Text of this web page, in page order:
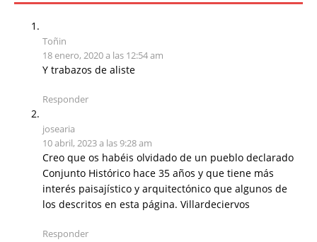
Toñin
18 enero, 2020 a las 12:54 am
Y trabazos de aliste
Responder
josearia
10 abril, 2023 a las 9:28 am
Creo que os habéis olvidado de un pueblo declarado
Conjunto Histórico hace 35 años y que tiene más
interés paisajístico y arquitectónico que algunos de
los descritos en esta página. Villardeciervos
Responder